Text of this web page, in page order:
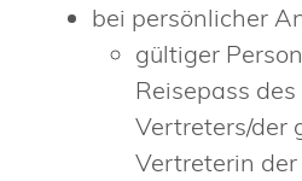
bei persönlicher
gültiger
Reisepass
Vertreters/der
Vertreterin der